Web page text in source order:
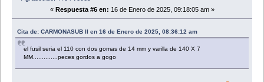
« Respuesta #6 en: 16 de Enero de 2025, 09:18:05 am »
Cita de: CARMONASUB II en 16 de Enero de 2025, 08:36:12 am
el fusil seria el 110 con dos gomas de 14 mm y varilla de 140 X 7
MM..............peces gordos a gogo